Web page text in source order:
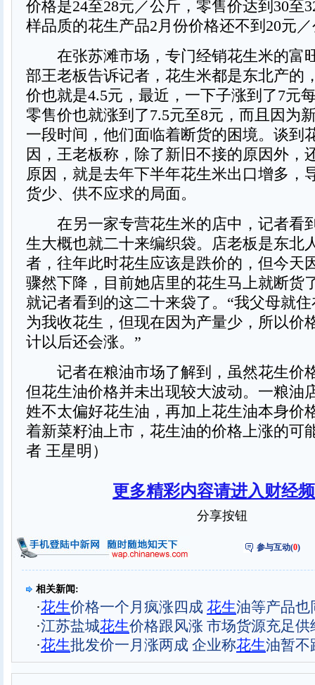
价格是24至28元／公斤，零售价达到30至
样品质的花生产品2月份价格还不到20元
在张苏滩市场，专门经销花生米的富
部王老板告诉记者，花生米都是东北产的
价也就是4.5元，最近，一下子涨到了7元
零售价也就涨到了7.5元至8元，而且因为
一段时间，他们面临着断货的困境。谈到
因，王老板称，除了新旧不接的原因外，
原因，就是去年下半年花生米出口增多，
货少、供不应求的局面。
在另一家专营花生米的店中，记者看
生大概也就二十来编织袋。店老板是东北
者，往年此时花生应该是跌价的，但今天
骤然下降，目前她店里的花生马上就断货
就记者看到的这二十来袋了。“我父母就
为我收花生，但现在因为产量少，所以价
计以后还会涨。”
记者在粮油市场了解到，虽然花生价
但花生油价格并未出现较大波动。一粮油
姓不太偏好花生油，再加上花生油本身价
着新菜籽油上市，花生油的价格上涨的可
者 王星明）
更多精彩内容请进入财经
分享按钮
参与互动(0)
相关新闻:
·花生价格一个月疯涨四成 花生油等产品也
·江苏盐城花生价格跟风涨 市场货源充足供
·花生批发价一月涨两成 企业称花生油暂不